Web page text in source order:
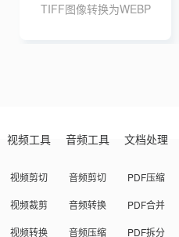
TIFF图像转换为WEBP
视频工具
视频剪切
视频裁剪
视频转换
音频工具
音频剪切
音频转换
音频压缩
文档处理
PDF压缩
PDF合并
PDF拆分